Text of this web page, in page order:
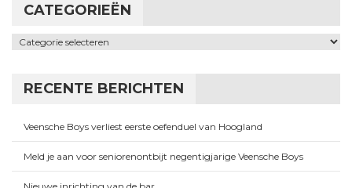
CATEGORIEËN
Categorieën
RECENTE BERICHTEN
Veensche Boys verliest eerste oefenduel van Hoogland
Meld je aan voor seniorenontbijt negentigjarige Veensche Boys